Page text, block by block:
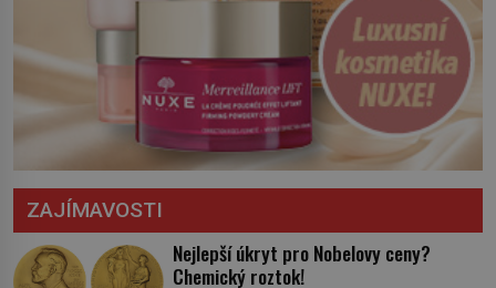
ZAJÍMAVOSTI
Nejlepší úkryt pro Nobelovy ceny?
Chemický roztok!